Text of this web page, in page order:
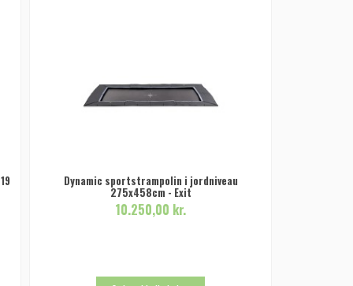
Dynamic sportstrampolin i jordniveau
275x458cm - Exit
10.250,00 kr.